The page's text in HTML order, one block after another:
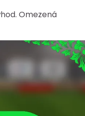
Omezená